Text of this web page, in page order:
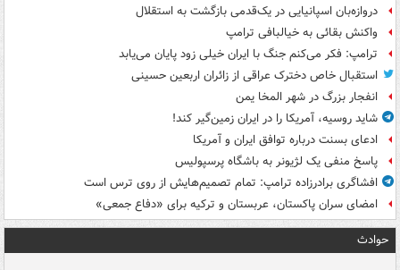
دروازه‌بان اسپانیایی در یک‌قدمی بازگشت به استقلال
واکنش بقائی به خیالبافی ترامپ
ترامپ: فکر می‌کنم جنگ با ایران خیلی زود پایان می‌یابد
استقبال خاص دخترک عراقی از زائران اربعین حسینی
انفجار بزرگ در شهر المخا یمن
شاید روسیه، آمریکا را در ایران زمین‌گیر کند!
ادعای بسنت درباره توافق ایران و آمریکا
پاسخ منفی یک لژیونر به باشگاه پرسپولیس
افشاگری برادرزاده ترامپ: تمام تصمیم‌هایش از روی ترس است
امضای سران پاکستان، عربستان و ترکیه برای «دفاع جمعی»
حوادث